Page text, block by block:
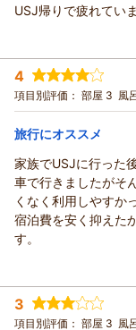
USJ帰りで疲れてい
宿泊時期： 2026年07月
投稿者： ちこさん(女性/
宿泊プラン： 【お子様
ら部屋代が無料！大阪
宿泊価格帯： 5,001～
4
項目別評価： 部屋 3 風
旅行にオススメ
家族でUSJに行った
車で行きましたがそ
くなく利用しやすか
宿泊費を安く抑えた
す。
宿泊時期： 2026年07月
投稿者： 向日葵さん
宿泊プラン： 【お子様
3
項目別評価： 部屋 3 風